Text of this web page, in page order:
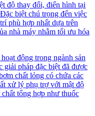
độ thay đổi, điển hình tại
biệt chú trọng đến việc
phù hợp nhất dựa trên
nhà máy nhằm tối ưu hóa
hoạt động trong ngành sản
giải pháp đặc biệt đã được
chất lỏng có chứa các
xử lý phụ trợ với mật độ
tổng hợp như thuốc